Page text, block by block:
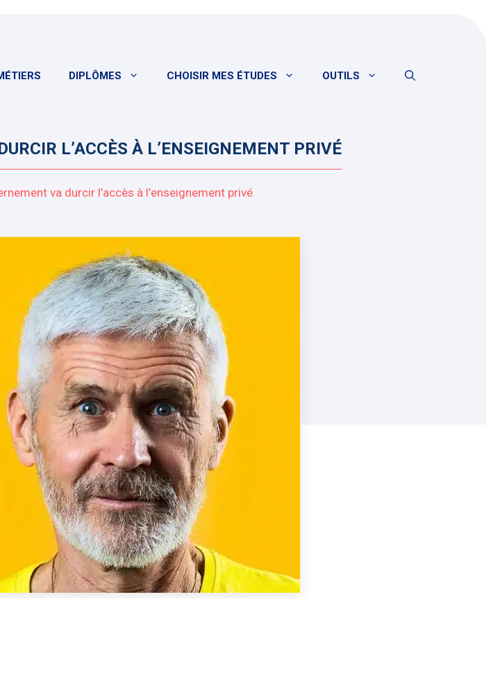
DIPLÔMES CHOISIR MES ÉTUDES OUTILS
L’ACCÈS À L’ENSEIGNEMENT PRIVÉ
va durcir l’accès à l’enseignement privé